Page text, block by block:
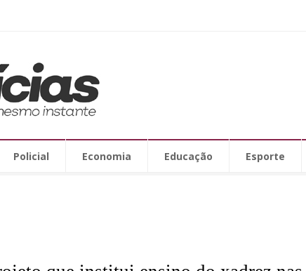
Policial Economia Educação Esporte